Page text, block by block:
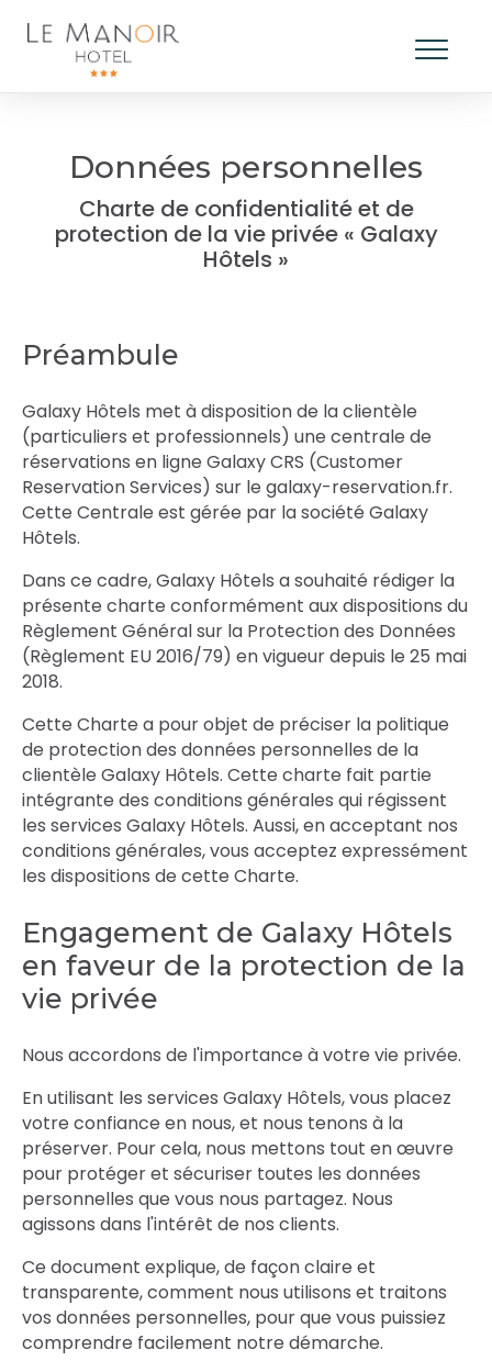
Données personnelles
Charte de confidentialité et de
protection de la vie privée « Galaxy
Hôtels »
Préambule
Galaxy Hôtels met à disposition de la clientèle
(particuliers et professionnels) une centrale de
réservations en ligne Galaxy CRS (Customer
Reservation Services) sur le galaxy-reservation.fr.
Cette Centrale est gérée par la société Galaxy
Hôtels.
Dans ce cadre, Galaxy Hôtels a souhaité rédiger la
présente charte conformément aux dispositions du
Règlement Général sur la Protection des Données
(Règlement EU 2016/79) en vigueur depuis le 25 mai
2018.
Cette Charte a pour objet de préciser la politique
de protection des données personnelles de la
clientèle Galaxy Hôtels. Cette charte fait partie
intégrante des conditions générales qui régissent
les services Galaxy Hôtels. Aussi, en acceptant nos
conditions générales, vous acceptez expressément
les dispositions de cette Charte.
Engagement de Galaxy Hôtels
en faveur de la protection de la
vie privée
Nous accordons de l'importance à votre vie privée.
En utilisant les services Galaxy Hôtels, vous placez
votre confiance en nous, et nous tenons à la
préserver. Pour cela, nous mettons tout en œuvre
pour protéger et sécuriser toutes les données
personnelles que vous nous partagez. Nous
agissons dans l'intérêt de nos clients.
Ce document explique, de façon claire et
transparente, comment nous utilisons et traitons
vos données personnelles, pour que vous puissiez
comprendre facilement notre démarche.